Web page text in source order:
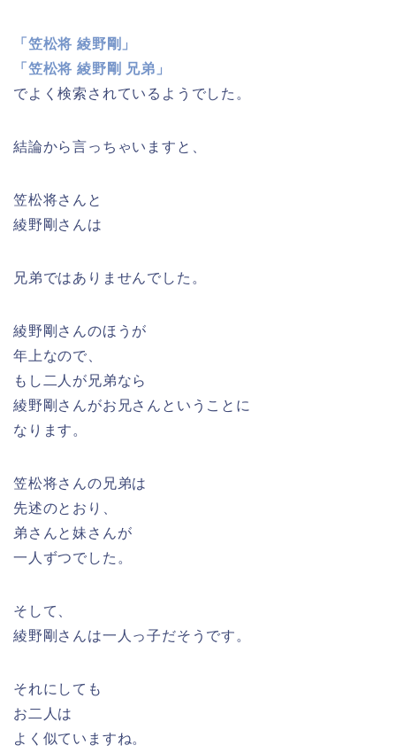
「笠松将 綾野剛」
「笠松将 綾野剛 兄弟」
でよく検索されているようでした。
結論から言っちゃいますと、
笠松将さんと
綾野剛さんは
兄弟ではありませんでした。
綾野剛さんのほうが
年上なので、
もし二人が兄弟なら
綾野剛さんがお兄さんということに
なります。
笠松将さんの兄弟は
先述のとおり、
弟さんと妹さんが
一人ずつでした。
そして、
綾野剛さんは一人っ子だそうです。
それにしても
お二人は
よく似ていますね。